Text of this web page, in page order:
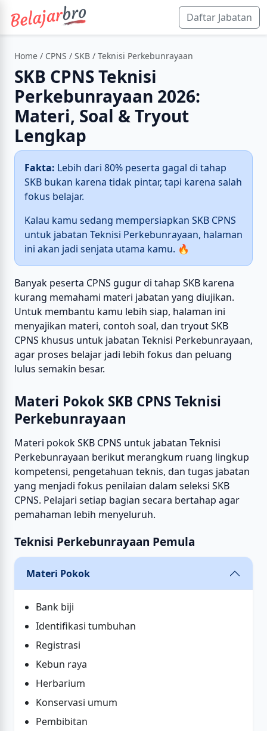
Daftar Jabatan
Home / CPNS / SKB / Teknisi Perkebunrayaan
SKB CPNS Teknisi
Perkebunrayaan 2026:
Materi, Soal & Tryout
Lengkap
Fakta: Lebih dari 80% peserta gagal di tahap
SKB bukan karena tidak pintar, tapi karena salah
fokus belajar.
Kalau kamu sedang mempersiapkan SKB CPNS
untuk jabatan Teknisi Perkebunrayaan, halaman
ini akan jadi senjata utama kamu. 🔥
Banyak peserta CPNS gugur di tahap SKB karena
kurang memahami materi jabatan yang diujikan.
Untuk membantu kamu lebih siap, halaman ini
menyajikan materi, contoh soal, dan tryout SKB
CPNS khusus untuk jabatan Teknisi Perkebunrayaan,
agar proses belajar jadi lebih fokus dan peluang
lulus semakin besar.
Materi Pokok SKB CPNS Teknisi
Perkebunrayaan
Materi pokok SKB CPNS untuk jabatan Teknisi
Perkebunrayaan berikut merangkum ruang lingkup
kompetensi, pengetahuan teknis, dan tugas jabatan
yang menjadi fokus penilaian dalam seleksi SKB
CPNS. Pelajari setiap bagian secara bertahap agar
pemahaman lebih menyeluruh.
Teknisi Perkebunrayaan Pemula
Materi Pokok
Bank biji
Identifikasi tumbuhan
Registrasi
Kebun raya
Herbarium
Konservasi umum
Pembibitan